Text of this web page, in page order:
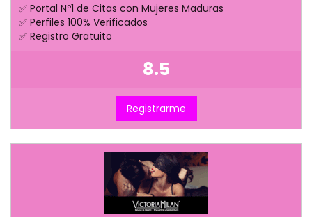
✅ Portal Nº1 de Citas con Mujeres Maduras
✅ Perfiles 100% Verificados
✅ Registro Gratuito
8.5
Registrarme